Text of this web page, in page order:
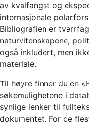
av kvalfangst og
internasjonale
Bibliografien er
naturvitenskapene,
også inkludert, men
materiale.
Til høyre finner du en
søkemulighetene i
synlige lenker til
dokumentet. For de